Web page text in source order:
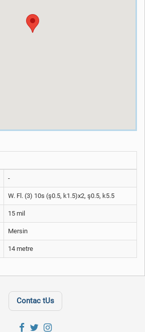
-
W. Fl. (3) 10s (ş0.5, k1.5)x2, ş0.5, k5.5
15 mil
Mersin
14 metre
Contac tUs